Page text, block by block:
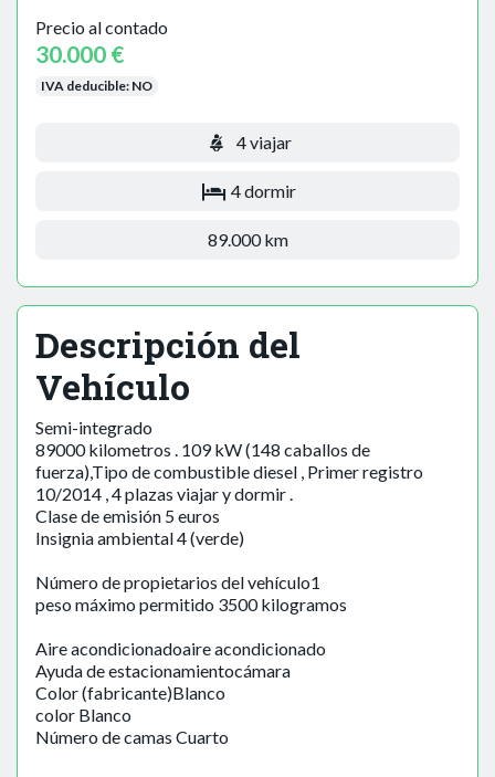
Precio al contado
30.000 €
IVA deducible: NO
4 viajar
4 dormir
89.000 km
Descripción del
Vehículo
Semi-integrado
89000 kilometros . 109 kW (148 caballos de
fuerza),Tipo de combustible diesel , Primer registro
10/2014 , 4 plazas viajar y dormir .
Clase de emisión 5 euros
Insignia ambiental 4 (verde)
Número de propietarios del vehículo1
peso máximo permitido 3500 kilogramos
Aire acondicionadoaire acondicionado
Ayuda de estacionamientocámara
Color (fabricante)Blanco
color Blanco
Número de camas Cuarto